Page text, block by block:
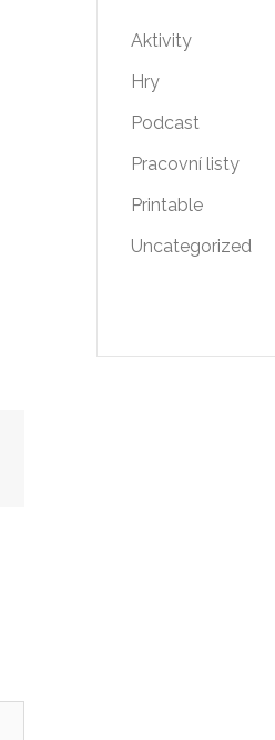
Aktivity
Hry
Podcast
Pracovní listy
Printable
Uncategorized